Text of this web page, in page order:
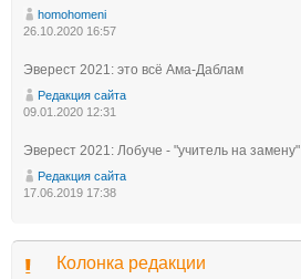
homohomeni
26.10.2020 16:57
Эверест 2021: это всё Ама-Даблам
Редакция сайта
09.01.2020 12:31
Эверест 2021: Лобуче - "учитель на замену"
Редакция сайта
17.06.2019 17:38
Колонка редакции